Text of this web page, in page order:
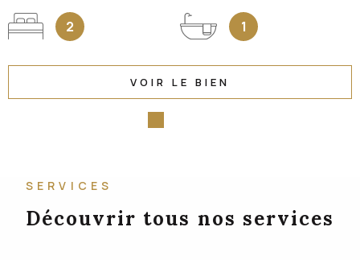
2 1
VOIR LE BIEN
SERVICES
Découvrir tous nos services